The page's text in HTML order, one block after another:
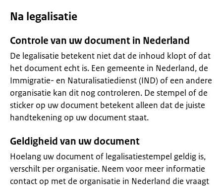
Na legalisatie
Controle van uw document in Nederland
De legalisatie betekent niet dat de inhoud klopt of dat
het document echt is. Een gemeente in Nederland, de
Immigratie- en Naturalisatiedienst (IND) of een andere
organisatie kan dit nog controleren. De stempel of de
sticker op uw document betekent alleen dat de juiste
handtekening op uw document staat.
Geldigheid van uw document
Hoelang uw document of legalisatiestempel geldig is,
verschilt per organisatie. Neem voor meer informatie
contact op met de organisatie in Nederland die vraagt